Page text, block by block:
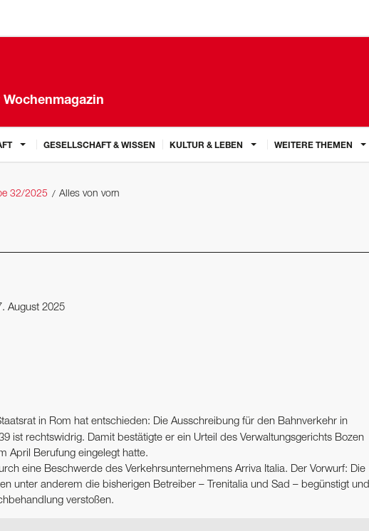
GESELLSCHAFT & WISSEN KULTUR & LEBEN WEITERE THEMEN
32/2025 Alles von vorn
August 2025
in Rom hat entschieden: Die Ausschreibung für den Bahnverkehr in
ist rechtswidrig. Damit bestätigte er ein Urteil des Verwaltungsgerichts Bozen
April Berufung eingelegt hatte.
eine Beschwerde des Verkehrsunternehmens Arriva Italia. Der Vorwurf: Die
unter anderem die bisherigen Betreiber – Trenitalia und Sad – begünstigt und
verstoßen.